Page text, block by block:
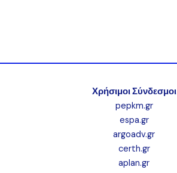
Χρήσιμοι Σύνδεσμοι
pepkm.gr
espa.gr
argoadv.gr
certh.gr
aplan.gr